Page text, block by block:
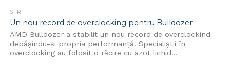
STIRI
Un nou record de overclocking pentru Bulldozer
AMD Bulldozer a stabilit un nou record de overclockind
depășindu-și propria performanță. Specialiștii în
overclocking au folosit o răcire cu azot lichid...